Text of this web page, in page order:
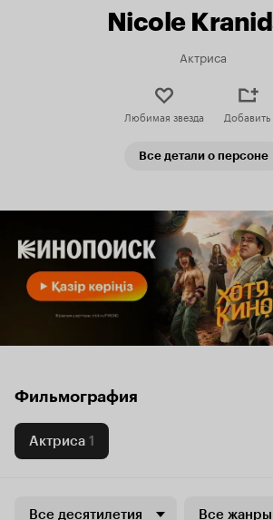
Nicole
Актриса
Любимая звезда Добавить
Все детали о персоне
Фильмография
Актриса 1
Все десятилетия Все жанры